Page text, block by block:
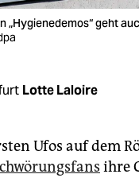
„Hygienedemos“ geht
Lotte Laloire
Ufos auf dem
ihre